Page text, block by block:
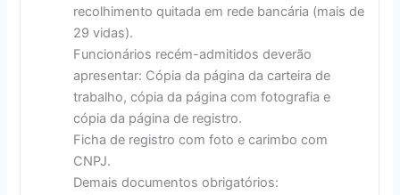
recolhimento quitada em rede bancária (mais de
29 vidas).
Funcionários recém-admitidos deverão
apresentar: Cópia da página da carteira de
trabalho, cópia da página com fotografia e
cópia da página de registro.
Ficha de registro com foto e carimbo com
CNPJ.
Demais documentos obrigatórios: